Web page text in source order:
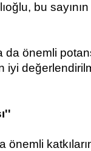
bu
da önemli
iyi
önemli